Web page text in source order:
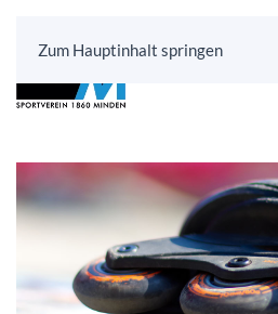
Zum Hauptinhalt springen